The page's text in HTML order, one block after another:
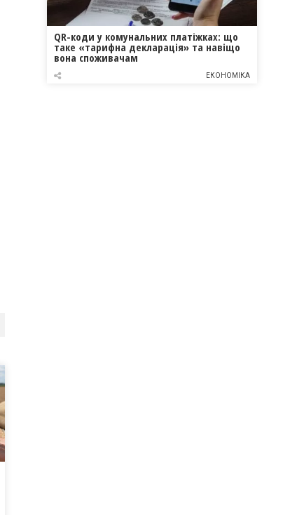
QR-коди у комунальних платіжках: що
таке «тарифна декларація» та навіщо
вона споживачам
ЕКОНОМІКА